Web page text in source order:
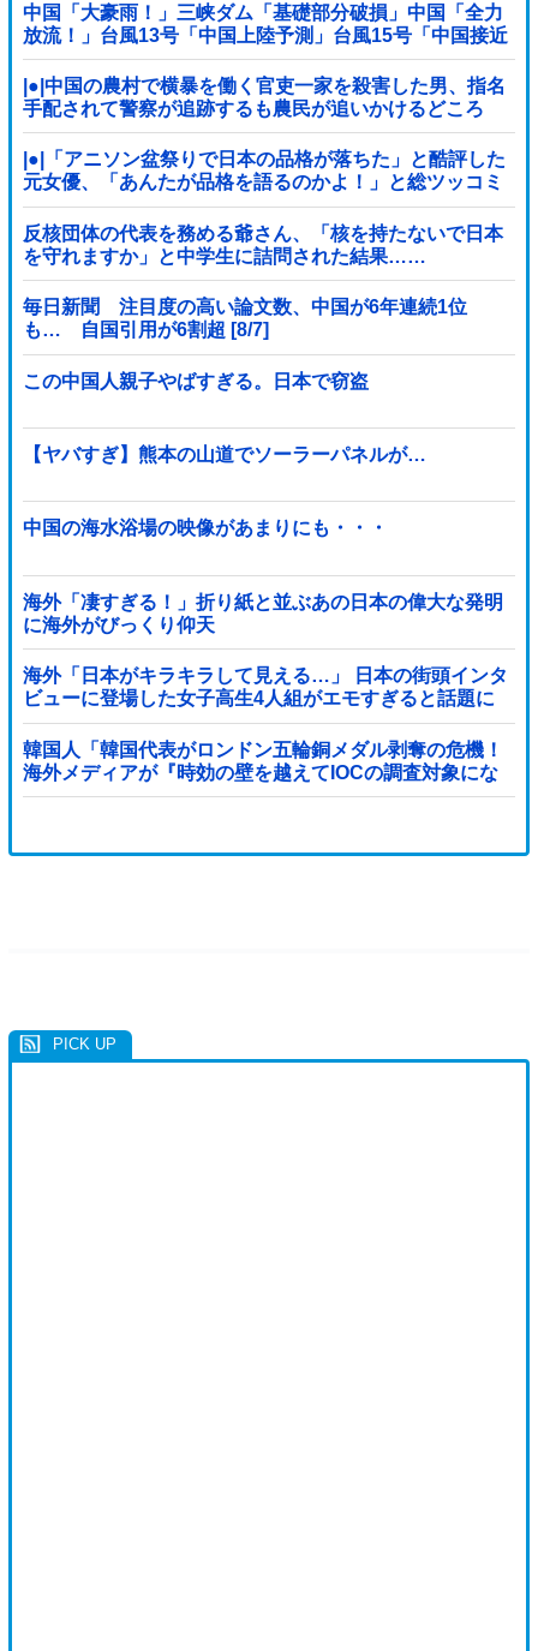
中国「大豪雨！」三峡ダム「基礎部分破損」中国「全力
放流！」台風13号「中国上陸予測」台風15号「中国接近
（画像」中国「台風同時上陸！（穀物生産が壊滅危機」
→
|●|中国の農村で横暴を働く官吏一家を殺害した男、指名
手配されて警察が追跡するも農民が追いかけるどころ
か……
|●|「アニソン盆祭りで日本の品格が落ちた」と酷評した
元女優、「あんたが品格を語るのかよ！」と総ツッコミ
を食らってしまい……
反核団体の代表を務める爺さん、「核を持たないで日本
を守れますか」と中学生に詰問された結果……
毎日新聞 注目度の高い論文数、中国が6年連続1位
も… 自国引用が6割超 [8/7]
この中国人親子やばすぎる。日本で窃盗
【ヤバすぎ】熊本の山道でソーラーパネルが…
中国の海水浴場の映像があまりにも・・・
海外「凄すぎる！」折り紙と並ぶあの日本の偉大な発明
に海外がびっくり仰天
海外「日本がキラキラして見える…」 日本の街頭インタ
ビューに登場した女子高生4人組がエモすぎると話題に
韓国人「韓国代表がロンドン五輪銅メダル剥奪の危機！
海外メディアが『時効の壁を越えてIOCの調査対象にな
り得る』と報道！」